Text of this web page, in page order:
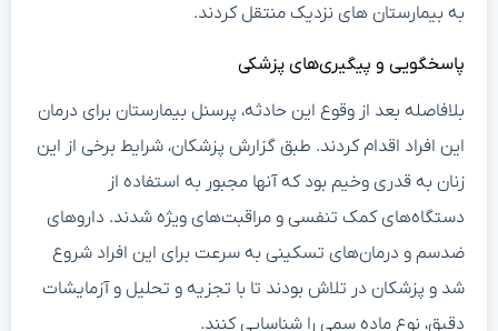
به بیمارستان های نزدیک منتقل کردند.
پاسخگویی و پیگیری‌های پزشکی
بلافاصله بعد از وقوع این حادثه، پرسنل بیمارستان برای درمان
این افراد اقدام کردند. طبق گزارش پزشکان، شرایط برخی از این
زنان به قدری وخیم بود که آنها مجبور به استفاده از
دستگاه‌های کمک تنفسی و مراقبت‌های ویژه شدند. داروهای
ضدسم و درمان‌های تسکینی به سرعت برای این افراد شروع
شد و پزشکان در تلاش بودند تا با تجزیه و تحلیل و آزمایشات
دقیق، نوع ماده سمی را شناسایی کنند.